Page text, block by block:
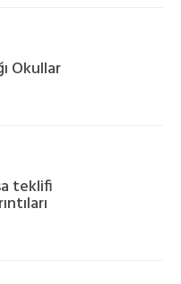
Okullar
teklifi